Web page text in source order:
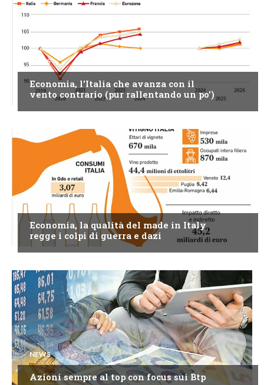
NEWS
Economia, l'Italia che avanza con il
vento contrario (pur rallentando un po')
NEWS
Economia, la qualità del made in Italy
regge i colpi di guerra e dazi
NEWS
Azioni sempre al top con focus sui Btp